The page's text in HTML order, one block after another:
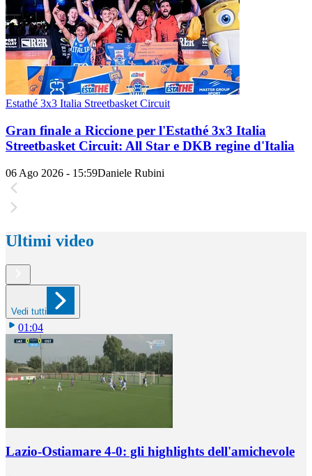
Estathé 3x3 Italia Streetbasket Circuit
Gran finale a Riccione per l'Estathé 3x3 Italia
Streetbasket Circuit: All Star e DKB regine d'Italia
06 Ago 2026 - 15:59Daniele Rubini
Ultimi video
Vedi tutti
01:04
Lazio-Ostiamare 4-0: gli highlights dell'amichevole